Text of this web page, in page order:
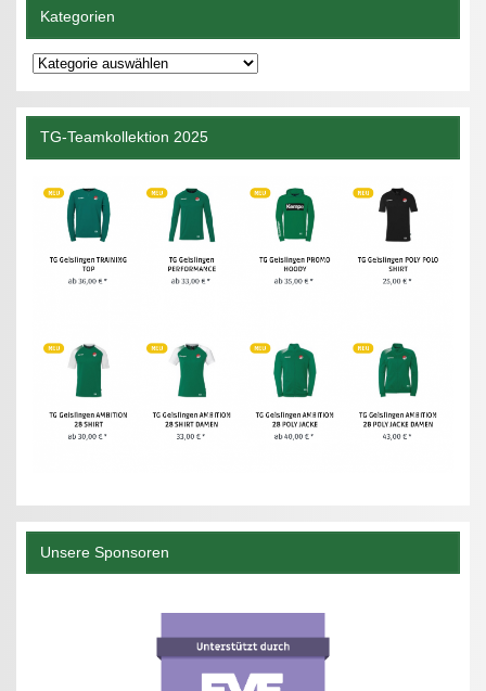
Kategorien
Kategorien
TG-Teamkollektion 2025
Unsere Sponsoren